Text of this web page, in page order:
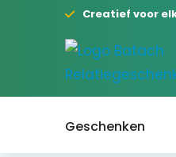
Creatief voor
Geschenken